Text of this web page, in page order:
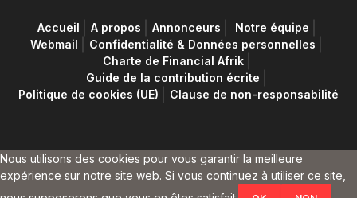
Accueil A propos Annonceurs
Notre équipe
Webmail
Confidentialité & Données personnelles
Charte de Financial Afrik
Guide de la contribution écrite
Politique de cookies (UE)
Clause de non-responsabilité
Nous utilisons des cookies pour vous garantir la meilleure
expérience sur notre site web. Si vous continuez à utiliser ce site,